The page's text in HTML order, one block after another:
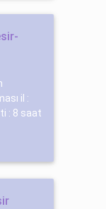
il :
: 8 saat